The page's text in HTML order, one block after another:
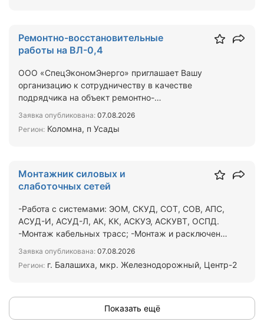
Ремонтно-восстановительные
работы на ВЛ-0,4
ООО «СпецЭкономЭнерго» приглашает Вашу
организацию к сотрудничеству в качестве
подрядчика на объект ремонтно-
Заявка опубликована: 07.08.2026
Регион: Коломна, п Усады
Монтажник силовых и
слаботочных сетей
-Работа с системами: ЭОМ, СКУД, СОТ, СОВ, АПС,
АСУД-И, АСУД-Л, АК, КК, АСКУЭ, АСКУВТ, ОСПД.
-Монтаж кабельных трасс; -Монтаж и расключение
Заявка опубликована: 07.08.2026
Регион: г. Балашиха, мкр. Железнодорожный, Центр-2
Показать ещё